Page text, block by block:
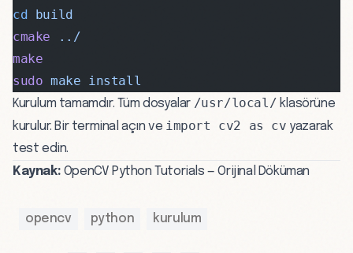
cd build
cmake ../
make
sudo make install
Kurulum tamamdır. Tüm dosyalar /usr/local/ klasörüne
kurulur. Bir terminal açın ve import cv2 as cv yazarak
test edin.
Kaynak: OpenCV Python Tutorials — Orijinal Döküman
opencv python kurulum